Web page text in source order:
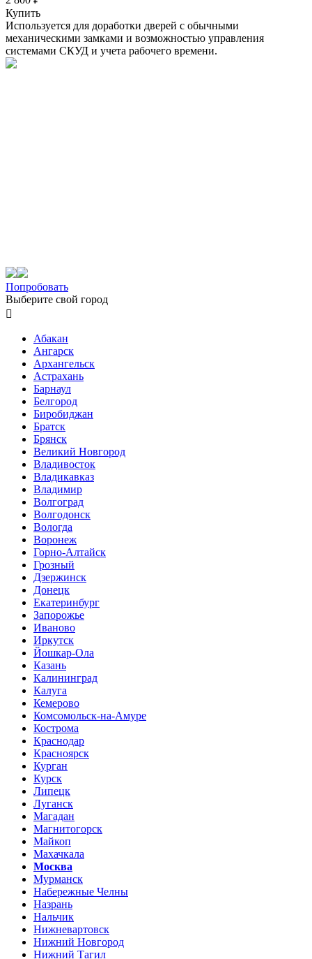
Купить
Используется для доработки дверей с обычными
механическими замками и возможностью управления
системами СКУД и учета рабочего времени.
Попробовать
Выберите свой город

Абакан
Ангарск
Архангельск
Астрахань
Барнаул
Белгород
Биробиджан
Братск
Брянск
Великий Новгород
Владивосток
Владикавказ
Владимир
Волгоград
Волгодонск
Вологда
Воронеж
Горно-Алтайск
Грозный
Дзержинск
Донецк
Екатеринбург
Запорожье
Иваново
Иркутск
Йошкар-Ола
Казань
Калининград
Калуга
Кемерово
Комсомольск-на-Амуре
Кострома
Краснодар
Красноярск
Курган
Курск
Липецк
Луганск
Магадан
Магнитогорск
Майкоп
Махачкала
Москва
Мурманск
Набережные Челны
Назрань
Нальчик
Нижневартовск
Нижний Новгород
Нижний Тагил